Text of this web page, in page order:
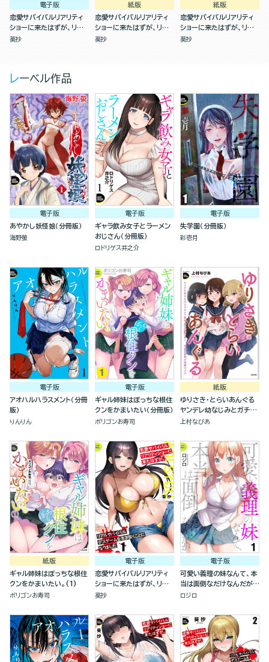
電子版
恋愛サバイバルリアリティ
ショーに来たはずが、リア
ルサバイバルデスゲームを
葵抄
紙版
恋愛サバイバルリアリティ
ショーに来たはずが、リア
ルサバイバルデスゲームを
葵抄
紙版
恋愛サバイバルリアリティ
ショーに来たはずが、リア
ルサバイバルデスゲームを
葵抄
レーベル作品
電子版
あやかし妖怪娘（分冊版）
海野螢
電子版
ギャラ飲み女子とラーメン
おじさん（分冊版）
ロドリゲス井之介
電子版
失学園（分冊版）
彩壱月
電子版
アオハルハラスメント（分冊
版）
りんりん
電子版
ギャル姉妹はぼっちな根住
クンをかまいたい（分冊版）
ポリゴンお寿司
紙版
ゆりさき・とらいあんぐる
ヤンデレ幼なじみとガチユ
リ留学生に求愛されて、百
上村なびあ
紙版
ギャル姉妹はぼっちな根住
クンをかまいたい。(1)
ポリゴンお寿司
電子版
恋愛サバイバルリアリティ
ショーに来たはずが、リア
ルサバイバルデスゲームを
（分冊版）
葵抄
電子版
可愛い義理の妹なんて、本
当は面倒なだけなんだが
（分冊版）
ロジロ